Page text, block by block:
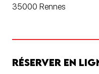
35000 Rennes
RÉSERVER EN